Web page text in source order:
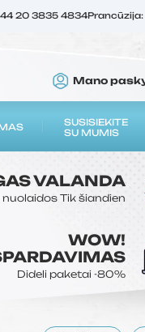
20 3835 4834
Mano
SUSISIEKITE
SU MUMIS
VALANDA
nuolaidosTik šiandien
WOW!
Dideli paketai -80%